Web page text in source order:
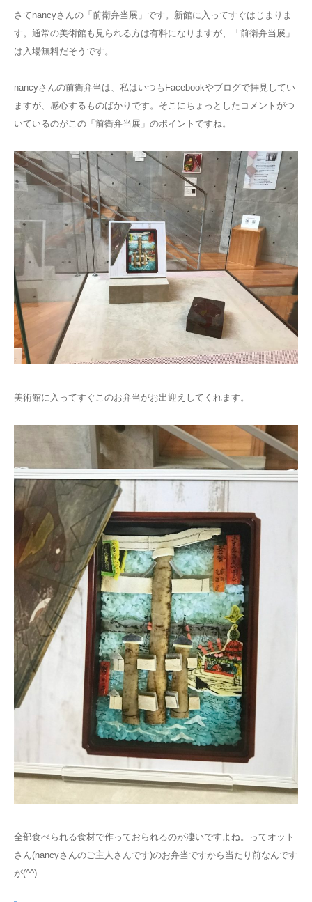
さてnancyさんの「前衛弁当展」です。新館に入ってすぐはじまりま
す。通常の美術館も見られる方は有料になりますが、「前衛弁当展」
は入場無料だそうです。
nancyさんの前衛弁当は、私はいつもFacebookやブログで拝見してい
ますが、感心するものばかりです。そこにちょっとしたコメントがつ
いているのがこの「前衛弁当展」のポイントですね。
美術館に入ってすぐこのお弁当がお出迎えしてくれます。
全部食べられる食材で作っておられるのが凄いですよね。ってオット
さん(nancyさんのご主人さんです)のお弁当ですから当たり前なんです
が(^^)